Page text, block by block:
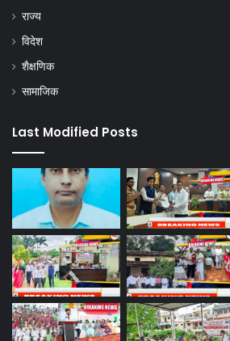
राज्य
विदेश
शैक्षणिक
सामाजिक
Last Modified Posts